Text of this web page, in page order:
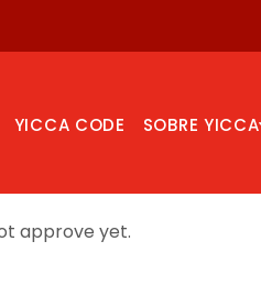
YICCA CODE SOBRE YICCA
approve yet.